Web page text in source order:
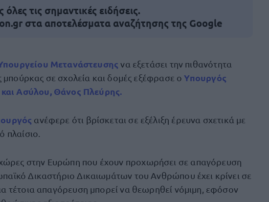
τις σημαντικές ειδήσεις.
στα αποτελέσματα αναζήτησης της Google
Μετανάστευσηςνα εξετάσει την πιθανότητα
μπούρκας σε σχολεία και δομές εξέφρασε ο Υπουργός
Ασύλου, Θάνος Πλεύρης.
ανέφερε ότι βρίσκεται σε εξέλιξη έρευνα σχετικά με
πλαίσιο.
στην Ευρώπη που έχουν προχωρήσει σε απαγόρευση
Δικαστήριο Δικαιωμάτων του Ανθρώπου έχει κρίνει σε
τέτοια απαγόρευση μπορεί να θεωρηθεί νόμιμη, εφόσον